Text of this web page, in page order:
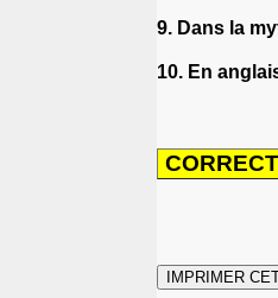
9. Dans la
10. En